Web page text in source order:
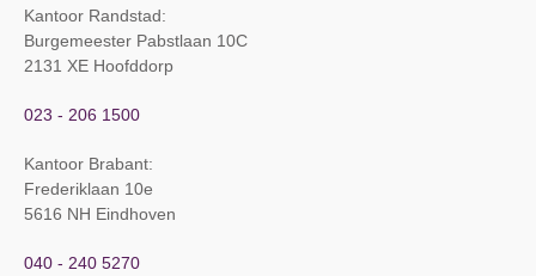
Kantoor Randstad:
Burgemeester Pabstlaan 10C
2131 XE Hoofddorp
023 - 206 1500
Kantoor Brabant:
Frederiklaan 10e
5616 NH Eindhoven
040 - 240 5270